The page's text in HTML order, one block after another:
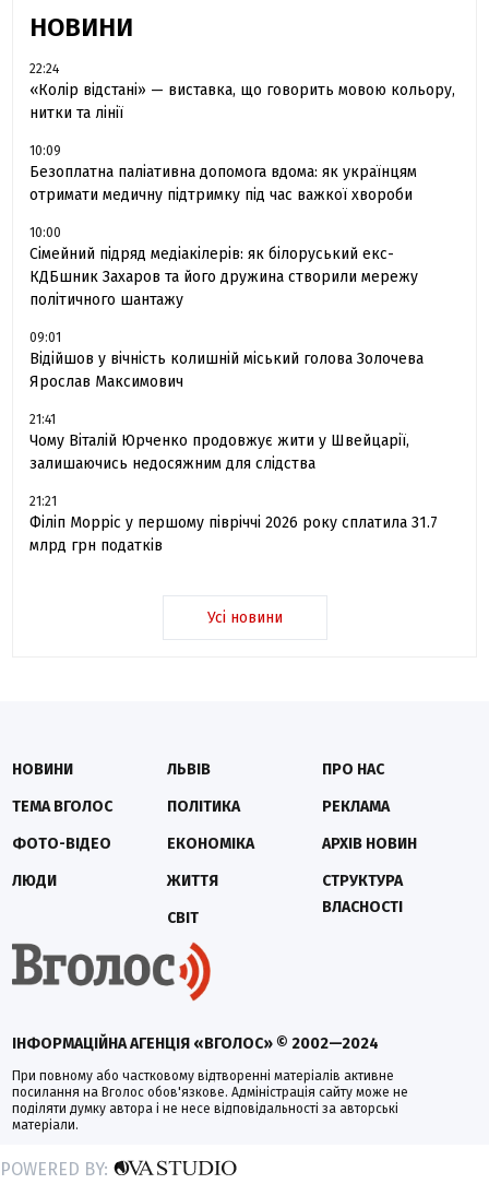
НОВИНИ
22:24
«Колір відстані» — виставка, що говорить мовою кольору,
нитки та лінії
10:09
Безоплатна паліативна допомога вдома: як українцям
отримати медичну підтримку під час важкої хвороби
10:00
Сімейний підряд медіакілерів: як білоруський екс-
КДБшник Захаров та його дружина створили мережу
політичного шантажу
09:01
Відійшов у вічність колишній міський голова Золочева
Ярослав Максимович
21:41
Чому Віталій Юрченко продовжує жити у Швейцарії,
залишаючись недосяжним для слідства
21:21
Філіп Морріс у першому півріччі 2026 року сплатила 31.7
млрд грн податків
Усі новини
ІНФОРМАЦІЙНА АГЕНЦІЯ «ВГОЛОС» © 2002—2024
При повному або частковому відтворенні матеріалів активне
посилання на Вголос обов'язкове. Адміністрація сайту може не
поділяти думку автора і не несе відповідальності за авторські
матеріали.
НОВИНИ
ТЕМА ВГОЛОС
ФОТО-ВІДЕО
ЛЮДИ
ЛЬВІВ
ПОЛІТИКА
ЕКОНОМІКА
ЖИТТЯ
СВІТ
ПРО НАС
РЕКЛАМА
АРХІВ НОВИН
СТРУКТУРА
ВЛАСНОСТІ
POWERED BY: